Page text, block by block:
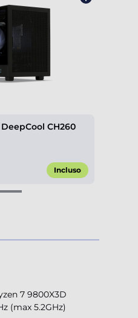
DeepCool CH260
Incluso
7 9800X3D
(max 5.2GHz)